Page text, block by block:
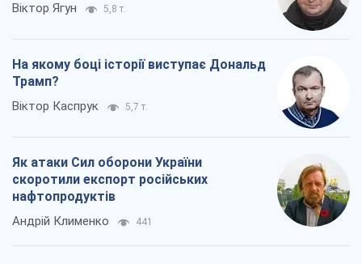
Віктор Ягун 5,8 т.
На якому боці історії виступає Дональд
Трамп?
Віктор Каспрук 5,7 т.
Як атаки Сил оборони України
скоротили експорт російських
нафтопродуктів
Андрій Клименко 441